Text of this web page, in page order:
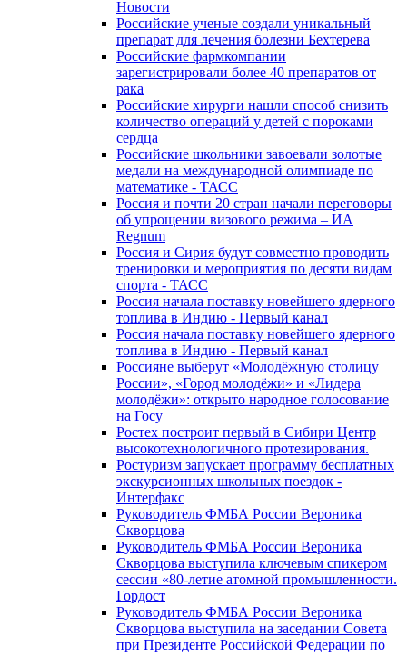
Новости
Российские ученые создали уникальный
препарат для лечения болезни Бехтерева
Российские фармкомпании
зарегистрировали более 40 препаратов от
рака
Российские хирурги нашли способ снизить
количество операций у детей с пороками
сердца
Российские школьники завоевали золотые
медали на международной олимпиаде по
математике - ТАСС
Россия и почти 20 стран начали переговоры
об упрощении визового режима – ИА
Regnum
Россия и Сирия будут совместно проводить
тренировки и мероприятия по десяти видам
спорта - ТАСС
Россия начала поставку новейшего ядерного
топлива в Индию - Первый канал
Россия начала поставку новейшего ядерного
топлива в Индию - Первый канал
Россияне выберут «Молодёжную столицу
России», «Город молодёжи» и «Лидера
молодёжи»: открыто народное голосование
на Госу
Ростех построит первый в Сибири Центр
высокотехнологичного протезирования.
Ростуризм запускает программу бесплатных
экскурсионных школьных поездок -
Интерфакс
Руководитель ФМБА России Вероника
Скворцова
Руководитель ФМБА России Вероника
Скворцова выступила ключевым спикером
сессии «80-летие атомной промышленности.
Гордост
Руководитель ФМБА России Вероника
Скворцова выступила на заседании Совета
при Президенте Российской Федерации по